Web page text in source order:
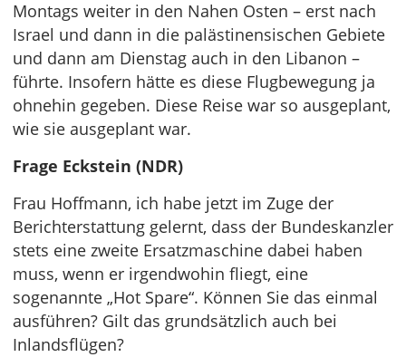
Montags weiter in den Nahen Osten – erst nach
Israel und dann in die palästinensischen Gebiete
und dann am Dienstag auch in den Libanon –
führte. Insofern hätte es diese Flugbewegung ja
ohnehin gegeben. Diese Reise war so ausgeplant,
wie sie ausgeplant war.
Frage Eckstein (NDR)
Frau Hoffmann, ich habe jetzt im Zuge der
Berichterstattung gelernt, dass der Bundeskanzler
stets eine zweite Ersatzmaschine dabei haben
muss, wenn er irgendwohin fliegt, eine
sogenannte „Hot Spare“. Können Sie das einmal
ausführen? Gilt das grundsätzlich auch bei
Inlandsflügen?